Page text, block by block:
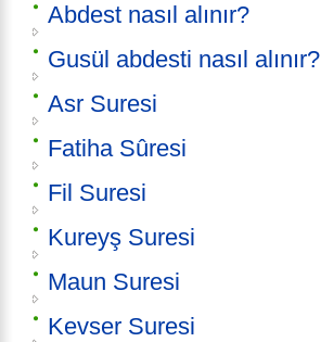
Abdest nasıl alınır?
Gusül abdesti nasıl alınır?
Asr Suresi
Fatiha Sûresi
Fil Suresi
Kureyş Suresi
Maun Suresi
Kevser Suresi